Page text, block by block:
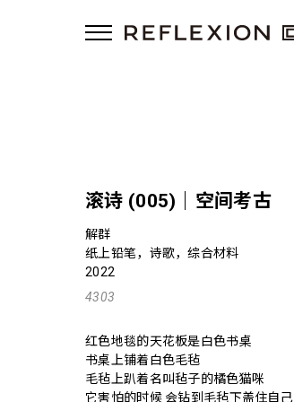
滚诗 (005)｜空间考古
解群
纸上铅笔，诗歌，综合材料
2022
4303
红色地毯的天花板是白色书桌
书桌上铺着白色毛毡
毛毡上趴着名叫毡子的橘色猫咪
它害怕的时候 会钻到毛毡下盖住自己